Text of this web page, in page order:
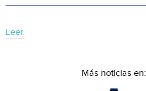
Leer.
Más noticias en: